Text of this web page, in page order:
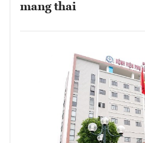
mang thai